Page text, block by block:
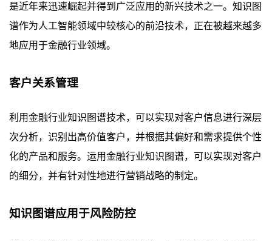
是近年来迅速崛起并得到广泛应用的新兴技术之一。知识图
谱作为人工智能领域中较核心的前沿技术，正在被越来越多
地应用于金融行业领域。
客户关系管理
利用金融行业知识图谱技术，可以实现对客户信息进行深层
次分析，识别出高价值客户，并根据其偏好和需求提供个性
化的产品和服务。运用金融行业知识图谱，可以实现对客户
的细分，并有针对性地进行营销战略的制定。
知识图谱应用于风险防控